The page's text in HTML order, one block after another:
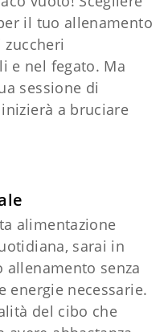
il tuo allenamento
e nel fegato. Ma
sessione di
a bruciare
alimentazione
sarai in
senza
energie necessarie.
del cibo che